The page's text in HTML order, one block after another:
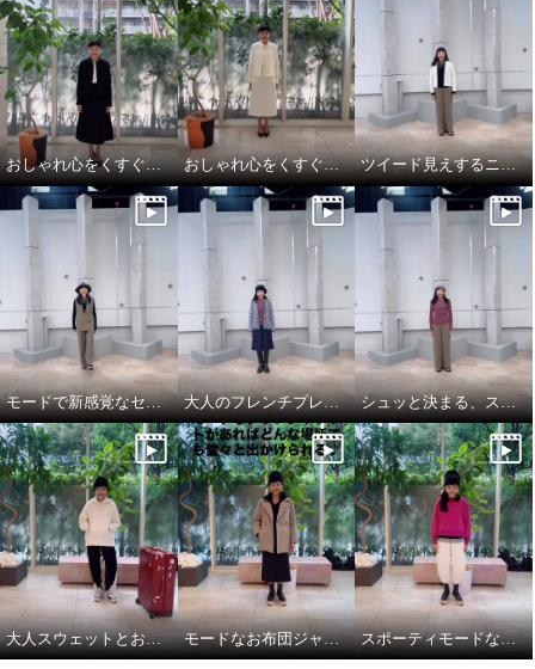
おしゃれ心をくすぐるオケージョンスタイル おしゃれ心をくすぐるオケージョンスタイル ツイード見えするニットカーディガンは、大人のトラッドモード
モードで新感覚なセットアップスタイル 大人のフレンチプレッピーが新トレンド シュッと決まる、スマートなパンツルック
大人スウェットとお布団ジャケットで、旅慣れた冬旅行コーデ モードなお布団ジャケットと大人パーカで気分上々♪ スポーティモードな冬のお出かけスタイル